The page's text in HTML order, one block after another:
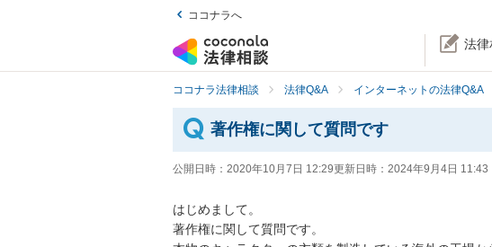
ココナラへ
法律
ココナラ法律相談 法律Q&A インターネットの法律Q&A
著作権に関して質問です
公開日時： 2020年10月7日 12:29更新日時： 2024年9月4日 11:43
はじめまして。
著作権に関して質問です。